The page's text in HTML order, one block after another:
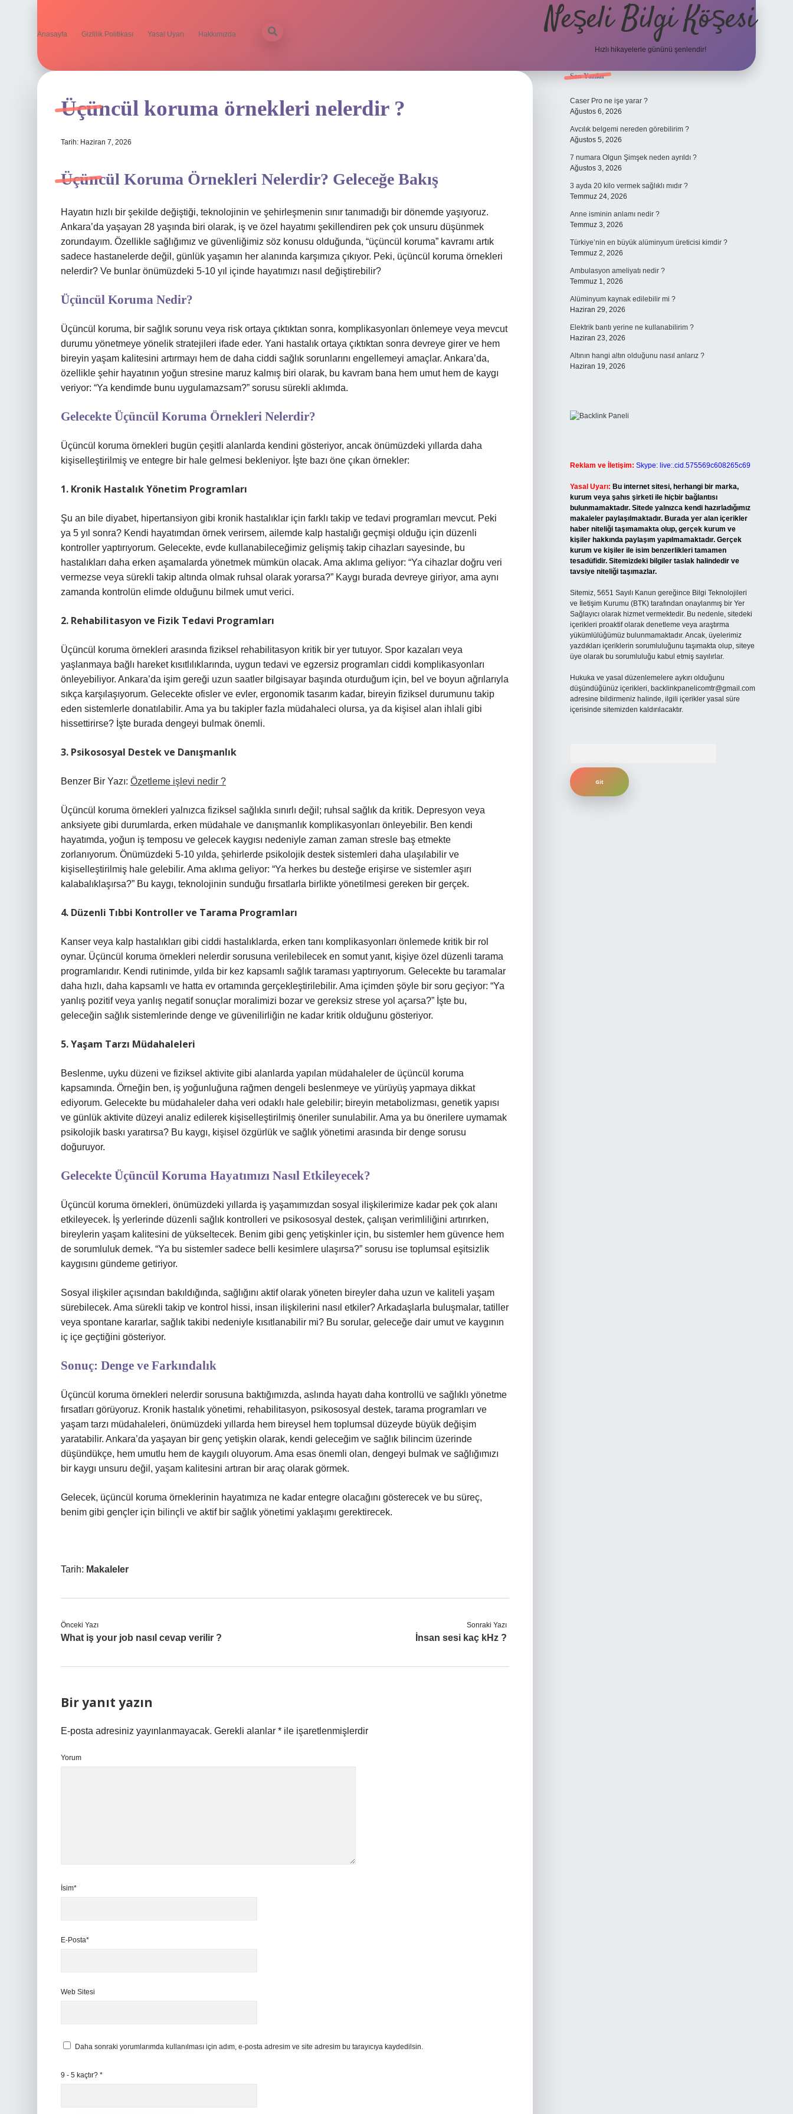
Anasayfa Gizlilik Politikası Yasal Uyarı Hakkımızda Neşeli Bilgi Köşesi
Hızlı hikayelerle gününü şenlendir!
Üçüncül koruma örnekleri nelerdir ?
Tarih: Haziran 7, 2026
Üçüncül Koruma Örnekleri Nelerdir? Geleceğe Bakış
Hayatın hızlı bir şekilde değiştiği, teknolojinin ve şehirleşmenin sınır tanımadığı bir dönemde yaşıyoruz.
Ankara’da yaşayan 28 yaşında biri olarak, iş ve özel hayatımı şekillendiren pek çok unsuru düşünmek
zorundayım. Özellikle sağlığımız ve güvenliğimiz söz konusu olduğunda, “üçüncül koruma” kavramı artık
sadece hastanelerde değil, günlük yaşamın her alanında karşımıza çıkıyor. Peki, üçüncül koruma örnekleri
nelerdir? Ve bunlar önümüzdeki 5-10 yıl içinde hayatımızı nasıl değiştirebilir?
Üçüncül Koruma Nedir?
Üçüncül koruma, bir sağlık sorunu veya risk ortaya çıktıktan sonra, komplikasyonları önlemeye veya mevcut
durumu yönetmeye yönelik stratejileri ifade eder. Yani hastalık ortaya çıktıktan sonra devreye girer ve hem
bireyin yaşam kalitesini artırmayı hem de daha ciddi sağlık sorunlarını engellemeyi amaçlar. Ankara’da,
özellikle şehir hayatının yoğun stresine maruz kalmış biri olarak, bu kavram bana hem umut hem de kaygı
veriyor: “Ya kendimde bunu uygulamazsam?” sorusu sürekli aklımda.
Gelecekte Üçüncül Koruma Örnekleri Nelerdir?
Üçüncül koruma örnekleri bugün çeşitli alanlarda kendini gösteriyor, ancak önümüzdeki yıllarda daha
kişiselleştirilmiş ve entegre bir hale gelmesi bekleniyor. İşte bazı öne çıkan örnekler:
1. Kronik Hastalık Yönetim Programları
Şu an bile diyabet, hipertansiyon gibi kronik hastalıklar için farklı takip ve tedavi programları mevcut. Peki
ya 5 yıl sonra? Kendi hayatımdan örnek verirsem, ailemde kalp hastalığı geçmişi olduğu için düzenli
kontroller yaptırıyorum. Gelecekte, evde kullanabileceğimiz gelişmiş takip cihazları sayesinde, bu
hastalıkları daha erken aşamalarda yönetmek mümkün olacak. Ama aklıma geliyor: “Ya cihazlar doğru veri
vermezse veya sürekli takip altında olmak ruhsal olarak yorarsa?” Kaygı burada devreye giriyor, ama aynı
zamanda kontrolün elimde olduğunu bilmek umut verici.
2. Rehabilitasyon ve Fizik Tedavi Programları
Üçüncül koruma örnekleri arasında fiziksel rehabilitasyon kritik bir yer tutuyor. Spor kazaları veya
yaşlanmaya bağlı hareket kısıtlılıklarında, uygun tedavi ve egzersiz programları ciddi komplikasyonları
önleyebiliyor. Ankara’da işim gereği uzun saatler bilgisayar başında oturduğum için, bel ve boyun ağrılarıyla
sıkça karşılaşıyorum. Gelecekte ofisler ve evler, ergonomik tasarım kadar, bireyin fiziksel durumunu takip
eden sistemlerle donatılabilir. Ama ya bu takipler fazla müdahaleci olursa, ya da kişisel alan ihlali gibi
hissettirirse? İşte burada dengeyi bulmak önemli.
3. Psikososyal Destek ve Danışmanlık
Benzer Bir Yazı: Özetleme işlevi nedir ?
Üçüncül koruma örnekleri yalnızca fiziksel sağlıkla sınırlı değil; ruhsal sağlık da kritik. Depresyon veya
anksiyete gibi durumlarda, erken müdahale ve danışmanlık komplikasyonları önleyebilir. Ben kendi
hayatımda, yoğun iş temposu ve gelecek kaygısı nedeniyle zaman zaman stresle baş etmekte
zorlanıyorum. Önümüzdeki 5-10 yılda, şehirlerde psikolojik destek sistemleri daha ulaşılabilir ve
kişiselleştirilmiş hale gelebilir. Ama aklıma geliyor: “Ya herkes bu desteğe erişirse ve sistemler aşırı
kalabalıklaşırsa?” Bu kaygı, teknolojinin sunduğu fırsatlarla birlikte yönetilmesi gereken bir gerçek.
4. Düzenli Tıbbi Kontroller ve Tarama Programları
Kanser veya kalp hastalıkları gibi ciddi hastalıklarda, erken tanı komplikasyonları önlemede kritik bir rol
oynar. Üçüncül koruma örnekleri nelerdir sorusuna verilebilecek en somut yanıt, kişiye özel düzenli tarama
programlarıdır. Kendi rutinimde, yılda bir kez kapsamlı sağlık taraması yaptırıyorum. Gelecekte bu taramalar
daha hızlı, daha kapsamlı ve hatta ev ortamında gerçekleştirilebilir. Ama içimden şöyle bir soru geçiyor: “Ya
yanlış pozitif veya yanlış negatif sonuçlar moralimizi bozar ve gereksiz strese yol açarsa?” İşte bu,
geleceğin sağlık sistemlerinde denge ve güvenilirliğin ne kadar kritik olduğunu gösteriyor.
5. Yaşam Tarzı Müdahaleleri
Beslenme, uyku düzeni ve fiziksel aktivite gibi alanlarda yapılan müdahaleler de üçüncül koruma
kapsamında. Örneğin ben, iş yoğunluğuna rağmen dengeli beslenmeye ve yürüyüş yapmaya dikkat
ediyorum. Gelecekte bu müdahaleler daha veri odaklı hale gelebilir; bireyin metabolizması, genetik yapısı
ve günlük aktivite düzeyi analiz edilerek kişiselleştirilmiş öneriler sunulabilir. Ama ya bu önerilere uymamak
psikolojik baskı yaratırsa? Bu kaygı, kişisel özgürlük ve sağlık yönetimi arasında bir denge sorusu
doğuruyor.
Gelecekte Üçüncül Koruma Hayatımızı Nasıl Etkileyecek?
Üçüncül koruma örnekleri, önümüzdeki yıllarda iş yaşamımızdan sosyal ilişkilerimize kadar pek çok alanı
etkileyecek. İş yerlerinde düzenli sağlık kontrolleri ve psikososyal destek, çalışan verimliliğini artırırken,
bireylerin yaşam kalitesini de yükseltecek. Benim gibi genç yetişkinler için, bu sistemler hem güvence hem
de sorumluluk demek. “Ya bu sistemler sadece belli kesimlere ulaşırsa?” sorusu ise toplumsal eşitsizlik
kaygısını gündeme getiriyor.
Sosyal ilişkiler açısından bakıldığında, sağlığını aktif olarak yöneten bireyler daha uzun ve kaliteli yaşam
sürebilecek. Ama sürekli takip ve kontrol hissi, insan ilişkilerini nasıl etkiler? Arkadaşlarla buluşmalar, tatiller
veya spontane kararlar, sağlık takibi nedeniyle kısıtlanabilir mi? Bu sorular, geleceğe dair umut ve kaygının
iç içe geçtiğini gösteriyor.
Sonuç: Denge ve Farkındalık
Üçüncül koruma örnekleri nelerdir sorusuna baktığımızda, aslında hayatı daha kontrollü ve sağlıklı yönetme
fırsatları görüyoruz. Kronik hastalık yönetimi, rehabilitasyon, psikososyal destek, tarama programları ve
yaşam tarzı müdahaleleri, önümüzdeki yıllarda hem bireysel hem toplumsal düzeyde büyük değişim
yaratabilir. Ankara’da yaşayan bir genç yetişkin olarak, kendi geleceğim ve sağlık bilincim üzerinde
düşündükçe, hem umutlu hem de kaygılı oluyorum. Ama esas önemli olan, dengeyi bulmak ve sağlığımızı
bir kaygı unsuru değil, yaşam kalitesini artıran bir araç olarak görmek.
Gelecek, üçüncül koruma örneklerinin hayatımıza ne kadar entegre olacağını gösterecek ve bu süreç,
benim gibi gençler için bilinçli ve aktif bir sağlık yönetimi yaklaşımı gerektirecek.
Tarih: Makaleler
Önceki Yazı
What iş your job nasıl cevap verilir ?
Sonraki Yazı
İnsan sesi kaç kHz ?
Bir yanıt yazın
E-posta adresiniz yayınlanmayacak. Gerekli alanlar * ile işaretlenmişlerdir
Yorum
İsim*
E-Posta*
Web Sitesi
Daha sonraki yorumlarımda kullanılması için adım, e-posta adresim ve site adresim bu tarayıcıya kaydedilsin.
9 - 5 kaçtır? *
Sidebar
Son Yazılar
Caser Pro ne işe yarar ?
Ağustos 6, 2026
Avcılık belgemi nereden görebilirim ?
Ağustos 5, 2026
7 numara Olgun Şimşek neden ayrıldı ?
Ağustos 3, 2026
3 ayda 20 kilo vermek sağlıklı mıdır ?
Temmuz 24, 2026
Anne isminin anlamı nedir ?
Temmuz 3, 2026
Türkiye’nin en büyük alüminyum üreticisi kimdir ?
Temmuz 2, 2026
Ambulasyon ameliyatı nedir ?
Temmuz 1, 2026
Alüminyum kaynak edilebilir mi ?
Haziran 29, 2026
Elektrik bantı yerine ne kullanabilirim ?
Haziran 23, 2026
Altının hangi altın olduğunu nasıl anlarız ?
Haziran 19, 2026
Reklam ve İletişim: Skype: live:.cid.575569c608265c69
Yasal Uyarı: Bu internet sitesi, herhangi bir marka,
kurum veya şahıs şirketi ile hiçbir bağlantısı
bulunmamaktadır. Sitede yalnızca kendi hazırladığımız
makaleler paylaşılmaktadır. Burada yer alan içerikler
haber niteliği taşımamakta olup, gerçek kurum ve
kişiler hakkında paylaşım yapılmamaktadır. Gerçek
kurum ve kişiler ile isim benzerlikleri tamamen
tesadüfidir. Sitemizdeki bilgiler taslak halindedir ve
tavsiye niteliği taşımazlar.
Sitemiz, 5651 Sayılı Kanun gereğince Bilgi Teknolojileri
ve İletişim Kurumu (BTK) tarafından onaylanmış bir Yer
Sağlayıcı olarak hizmet vermektedir. Bu nedenle, sitedeki
içerikleri proaktif olarak denetleme veya araştırma
yükümlülüğümüz bulunmamaktadır. Ancak, üyelerimiz
yazdıkları içeriklerin sorumluluğunu taşımakta olup, siteye
üye olarak bu sorumluluğu kabul etmiş sayılırlar.
Hukuka ve yasal düzenlemelere aykırı olduğunu
düşündüğünüz içerikleri, backlinkpanelicomtr@gmail.com
adresine bildirmeniz halinde, ilgili içerikler yasal süre
içerisinde sitemizden kaldırılacaktır.